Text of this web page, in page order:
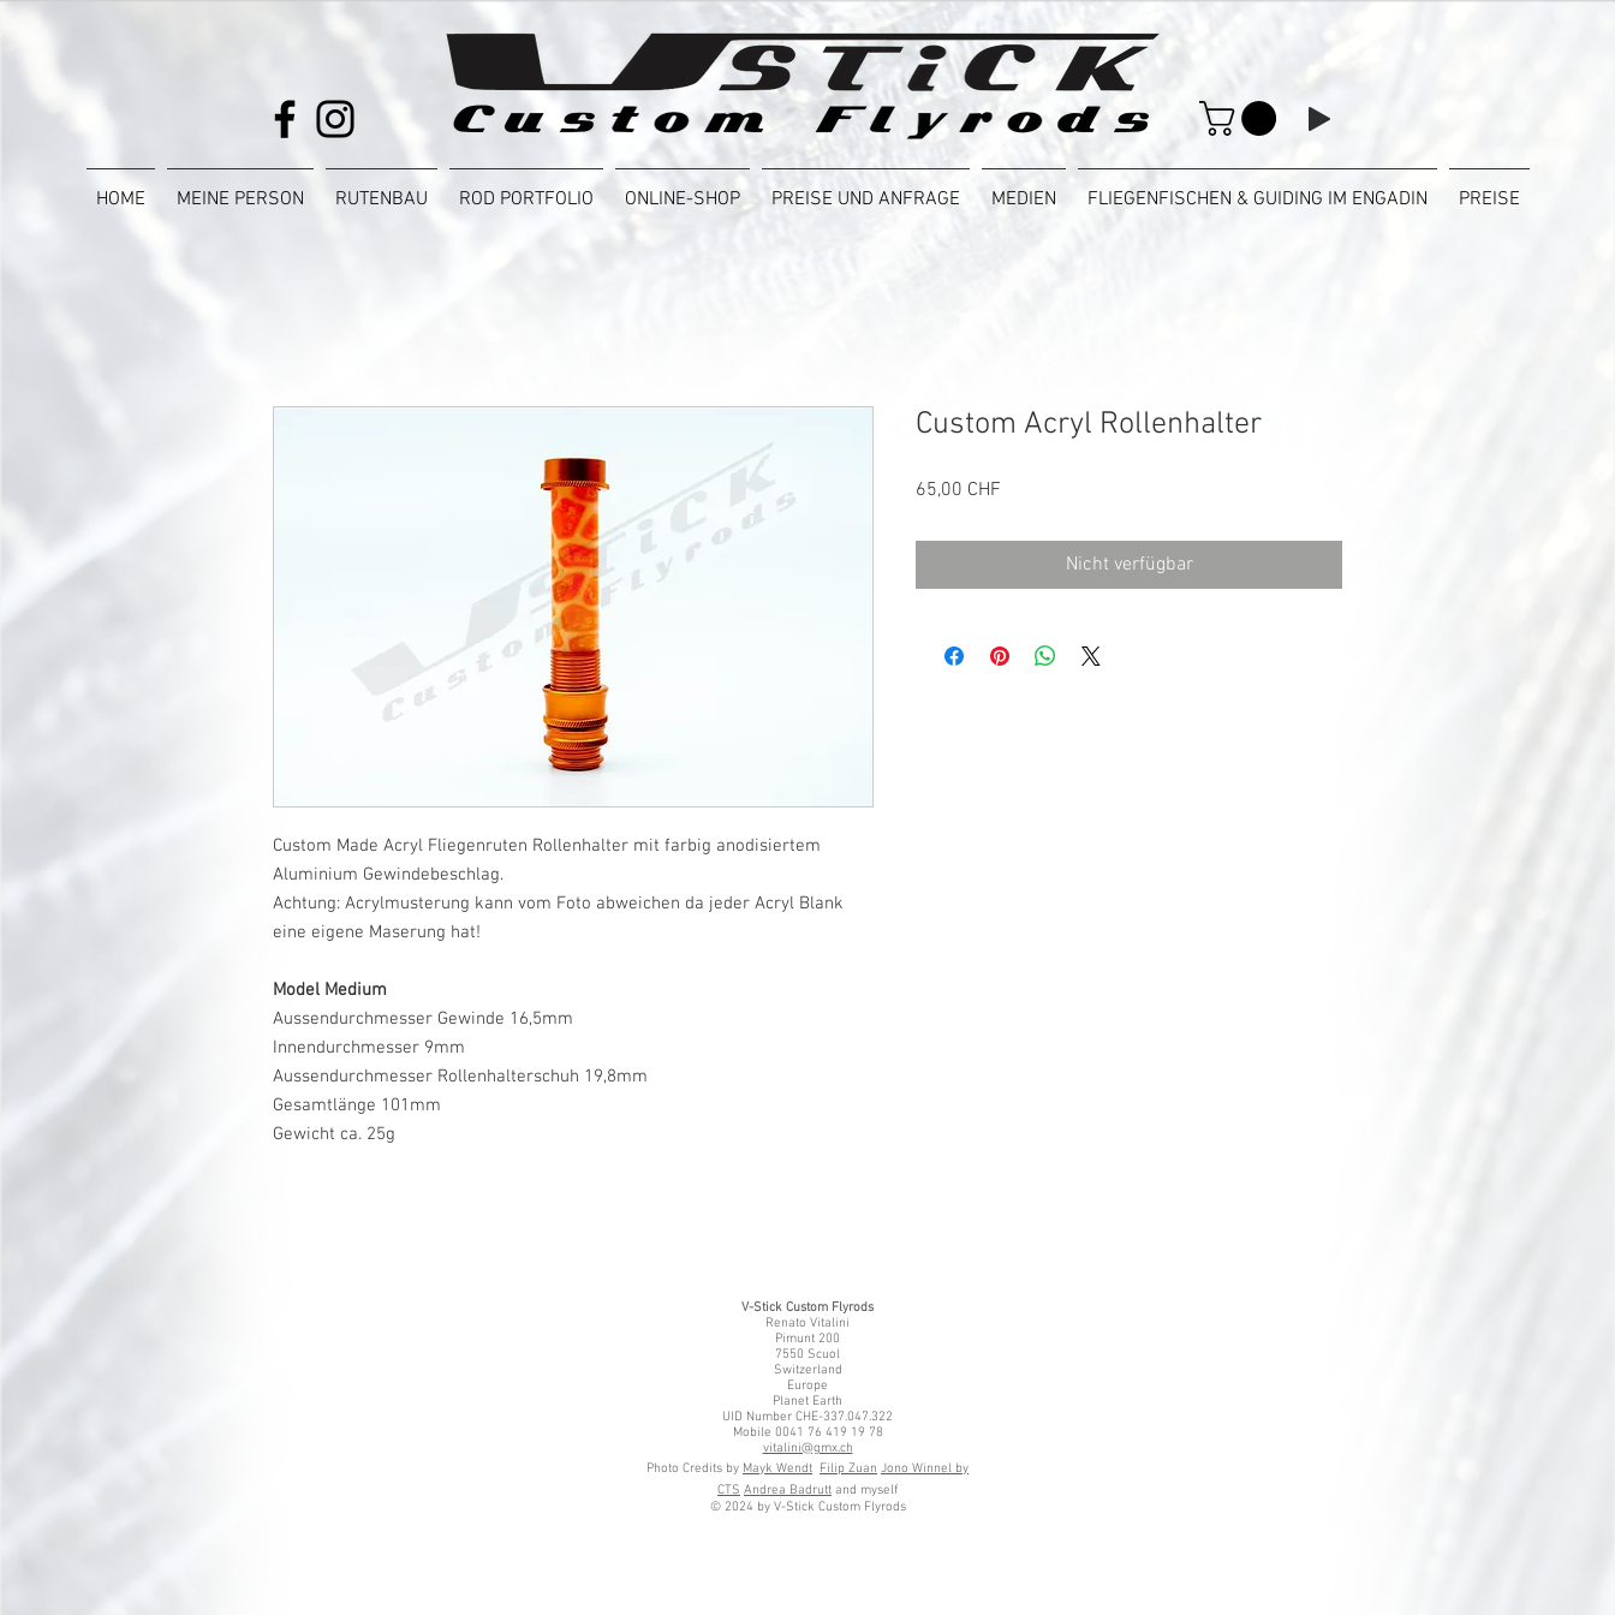
HOME MEINE PERSON RUTENBAU ROD PORTFOLIO ONLINE-SHOP PREISE UND ANFRAGE MEDIEN FLIEGENFISCHEN & GUIDING IM ENGADIN PREISE
Custom Made Acryl Fliegenruten Rollenhalter mit farbig anodisiertem
Aluminium Gewindebeschlag.
Achtung: Acrylmusterung kann vom Foto abweichen da jeder Acryl Blank
eine eigene Maserung hat!
Model Medium
Aussendurchmesser Gewinde 16,5mm
Innendurchmesser 9mm
Aussendurchmesser Rollenhalterschuh 19,8mm
Gesamtlänge 101mm
Gewicht ca. 25g
Custom Acryl Rollenhalter
65,00 CHF
Nicht verfügbar
V-Stick Custom Flyrods
Renato Vitalini
Pimunt 200
7550 Scuol
Switzerland
Europe
Planet Earth
UID Number CHE-337.047.322
Mobile 0041 76 419 19 78
vitalini@gmx.ch
Photo Credits by Mayk Wendt Filip Zuan Jono Winnel by
CTS Andrea Badrutt and myself
© 2024 by V-Stick Custom Flyrods